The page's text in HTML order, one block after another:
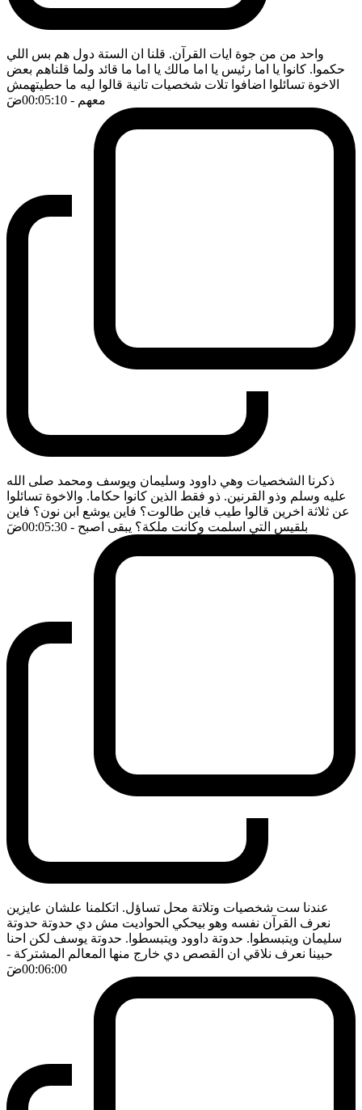
واحد من من جوة ايات القرآن. قلنا ان الستة دول هم بس اللي
حكموا. كانوا يا اما رئيس يا اما مالك يا اما ما قائد ولما قلناهم بعض
الاخوة تسائلوا اضافوا تلات شخصيات تانية قالوا ليه ما حطيتهمش
معهم - 00:05:10 ضَ
ذكرنا الشخصيات وهي داوود وسليمان ويوسف ومحمد صلى الله
عليه وسلم وذو القرنين. ذو فقط الذين كانوا حكاما. والاخوة تسائلوا
عن ثلاثة اخرين قالوا طيب فاين طالوت؟ فاين يوشع ابن نون؟ فاين
بلقيس التي اسلمت وكانت ملكة؟ يبقى اصبح - 00:05:30 ضَ
عندنا ست شخصيات وتلاتة محل تساؤل. اتكلمنا علشان عايزين
نعرف القرآن نفسه وهو بيحكي الحواديت مش دي حدوتة حدوتة
سليمان ويتبسطوا. حدوتة داوود ويتبسطوا. حدوتة يوسف لكن احنا
حبينا نعرف نلاقي ان القصص دي خارج منها المعالم المشتركة -
00:06:00ضَ